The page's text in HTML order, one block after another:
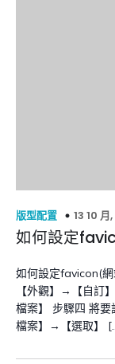
版型配置 13 10 月
如何設定
如何設定favicon(
【外觀】→【自訂
檔案】 步驟四 將
檔案】→【選取】